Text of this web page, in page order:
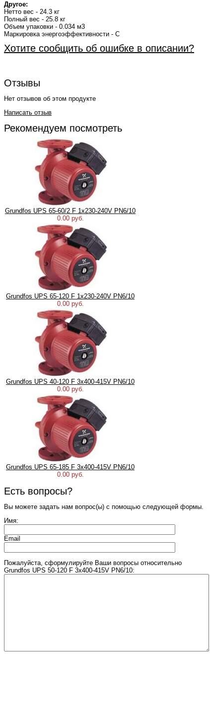
Другое:
Нетто вес - 24.3 кг
Полный вес - 25.8 кг
Объем упаковки - 0.034 м3
Маркировка энергоэффективности - C
Хотите сообщить об ошибке в описании?
Отзывы
Нет отзывов об этом продукте
Написать отзыв
Рекомендуем посмотреть
Grundfos UPS 65-60/2 F 1x230-240V PN6/10
0.00 руб.
Grundfos UPS 65-120 F 1x230-240V PN6/10
0.00 руб.
Grundfos UPS 40-120 F 3x400-415V PN6/10
0.00 руб.
Grundfos UPS 65-185 F 3x400-415V PN6/10
0.00 руб.
Есть вопросы?
Вы можете задать нам вопрос(ы) с помощью следующей формы.
Имя:
Email
Пожалуйста, сформулируйте Ваши вопросы относительно
Grundfos UPS 50-120 F 3x400-415V PN6/10: